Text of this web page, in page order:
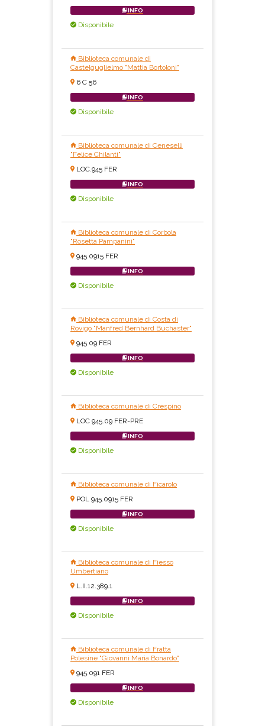
INFO
Disponibile
Biblioteca comunale di
Castelguglielmo "Mattia Bortoloni"
6 C 56
INFO
Disponibile
Biblioteca comunale di Ceneselli
"Felice Chilanti"
LOC.945 FER
INFO
Disponibile
Biblioteca comunale di Corbola
"Rosetta Pampanini"
945.0915 FER
INFO
Disponibile
Biblioteca comunale di Costa di
Rovigo "Manfred Bernhard Buchaster"
945.09 FER
INFO
Disponibile
Biblioteca comunale di Crespino
LOC 945.09 FER-PRE
INFO
Disponibile
Biblioteca comunale di Ficarolo
POL 945.0915 FER
INFO
Disponibile
Biblioteca comunale di Fiesso
Umbertiano
L.II.12.389.1
INFO
Disponibile
Biblioteca comunale di Fratta
Polesine "Giovanni Maria Bonardo"
945.091 FER
INFO
Disponibile